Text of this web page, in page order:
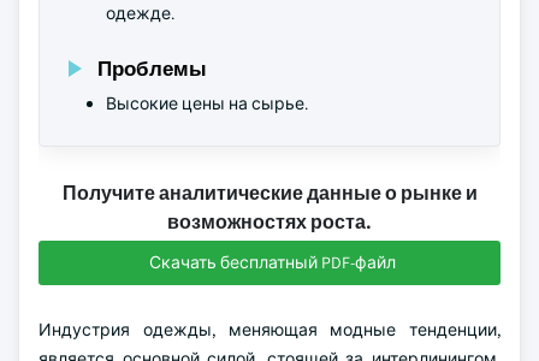
одежде.
Проблемы
Высокие цены на сырье.
Получите аналитические данные о рынке и
возможностях роста.
Скачать бесплатный PDF-файл
Индустрия одежды, меняющая модные тенденции,